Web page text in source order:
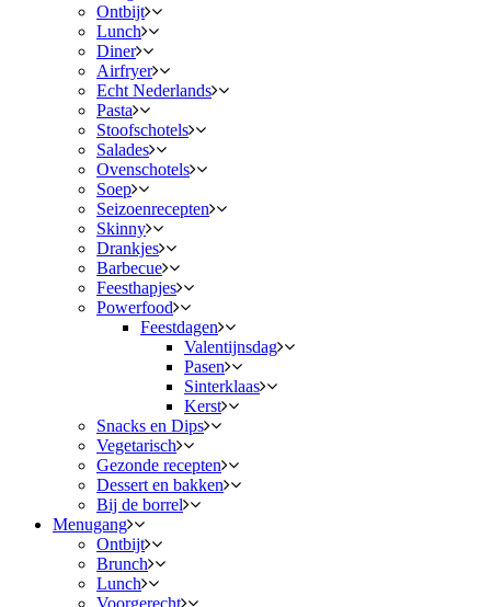
Ontbijt
Lunch
Diner
Airfryer
Echt Nederlands
Pasta
Stoofschotels
Salades
Ovenschotels
Soep
Seizoenrecepten
Skinny
Drankjes
Barbecue
Feesthapjes
Powerfood
Feestdagen
Valentijnsdag
Pasen
Sinterklaas
Kerst
Snacks en Dips
Vegetarisch
Gezonde recepten
Dessert en bakken
Bij de borrel
Menugang
Ontbijt
Brunch
Lunch